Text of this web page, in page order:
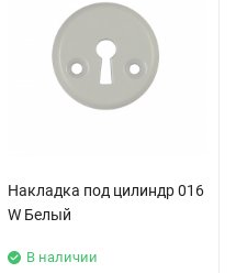
Накладка под цилиндр 016
W Белый
В наличии